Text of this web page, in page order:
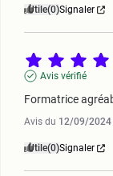
Utile(0)Signaler
Avis vérifié
Formatrice
Avis du 12/09/2024
Utile(0)Signaler